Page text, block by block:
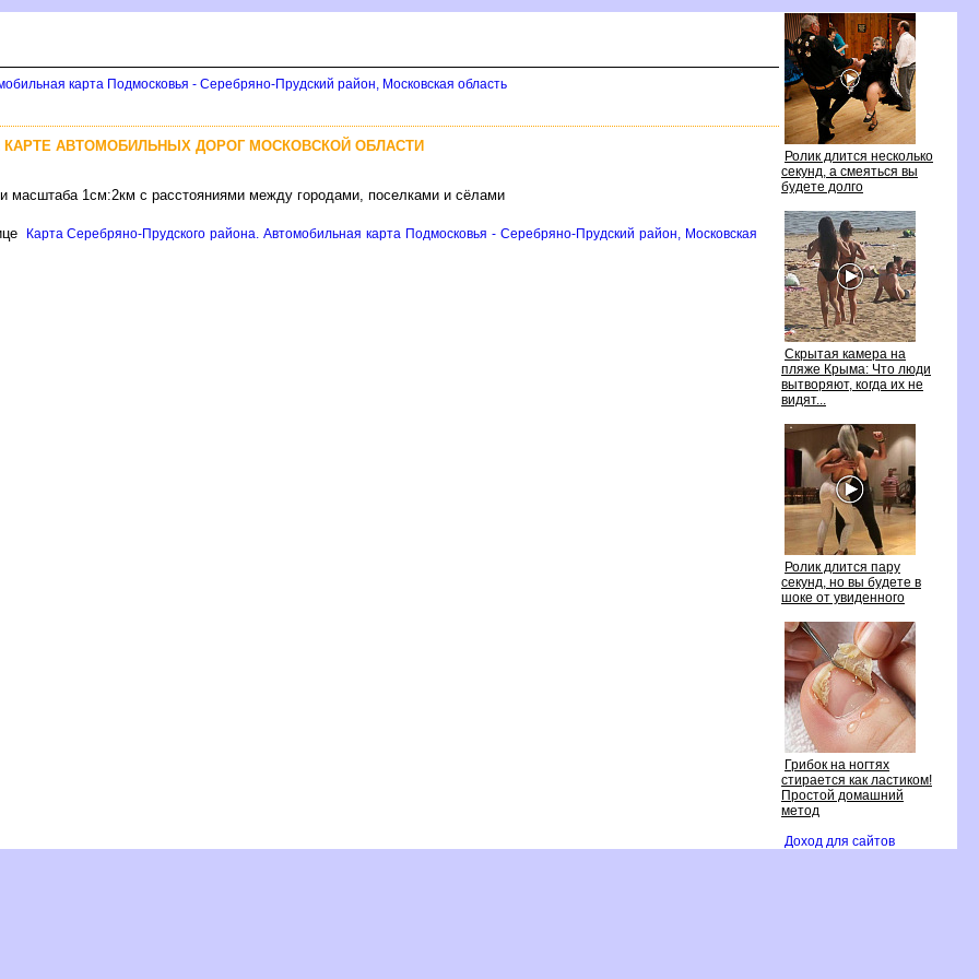
Ролик длится несколько
секунд, а смеяться вы
удете долго
Скрытая камера на
пляже Крыма: Что люди
ытворяют, когда их не
идят...
Ролик длится пару
секунд, но вы будете
шоке от увиденного
Грибок на ногтях
стирается как ластиком!
Простой домашний
метод
Доход для сайто
карта Подмосковья - Серебряно-Прудский район, Московская область
КАРТЕ АВТОМОБИЛЬНЫХ ДОРОГ МОСКОВСКОЙ ОБЛАСТИ
масштаба 1см:2км с расстояниями между городами, поселками и сёлами
Карта Серебряно-Прудского района. Автомобильная карта Подмосковья - Серебряно-Прудский район, Московская